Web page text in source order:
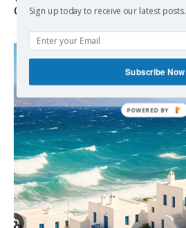
Greece Says
Sign up today to receive our latest posts.
Subscribe Now
POWERED